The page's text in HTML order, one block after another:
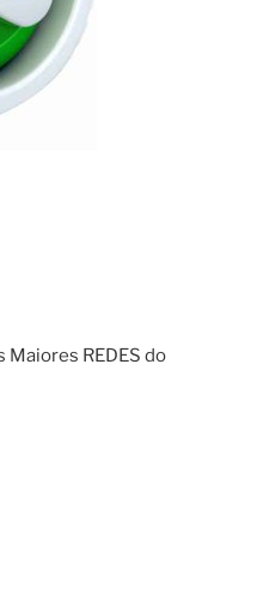
Maiores REDES do